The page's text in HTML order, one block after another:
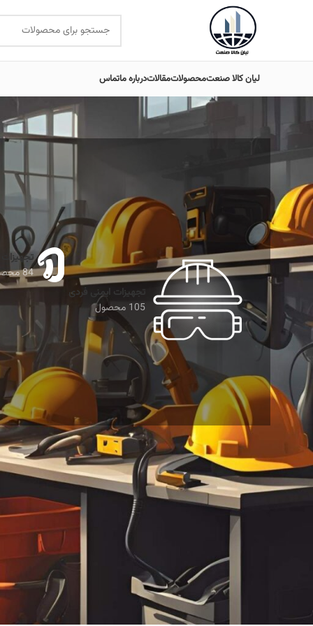
لیان کالا صنعتمحصولاتمقالاتدرباره ماتماس
تجهیزات ایمنی فردی
105 محصول
84 محصول
خانه محصولات برچسب خورده “رونیکس”